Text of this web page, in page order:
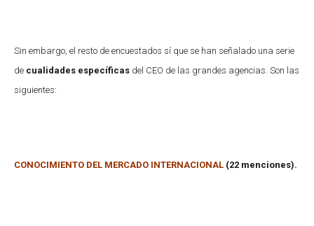
Sin embargo, el resto de encuestados sí que se han señalado una serie
de cualidades específicas del CEO de las grandes agencias. Son las
siguientes:
CONOCIMIENTO DEL MERCADO INTERNACIONAL (22 menciones).